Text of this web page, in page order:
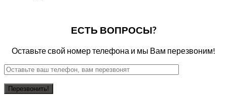
ЕСТЬ ВОПРОСЫ?
Оставьте свой номер телефона и мы Вам перезвоним!